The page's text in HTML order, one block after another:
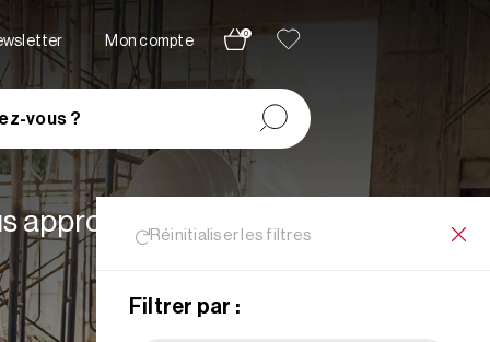
Mon compte
0
vous ?
Réinitialiser les filtres
Filtrer par :
appropriées à vos